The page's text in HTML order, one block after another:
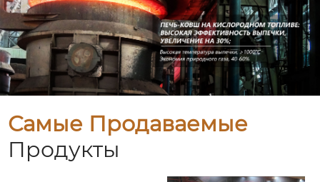
Самые Продаваемые
Продукты